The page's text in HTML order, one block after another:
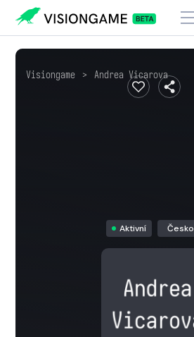
Visiongame > Andrea Vicarova
Aktivní Česko